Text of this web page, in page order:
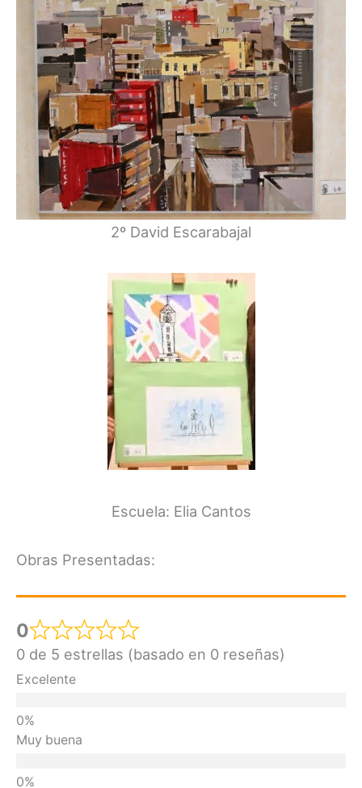
2º David Escarabajal
Escuela: Elia Cantos
Obras Presentadas:
0
0 de 5 estrellas (basado en 0 reseñas)
Excelente
Muy buena